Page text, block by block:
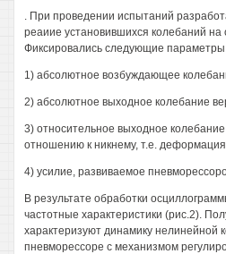
. При проведении испытаний
реаиие установившихся колебаний
Фиксировались следующие
1) абсолютное возбуждающее
2) абсолютное выходное колебание
3) относительное выходное
отношению к никнему, т.е.
4) усилие, развиваемое
В результате обработки
частотные характеристики (рис.2).
характеризуют динамику нелинейной
пневморессоре с механизмом